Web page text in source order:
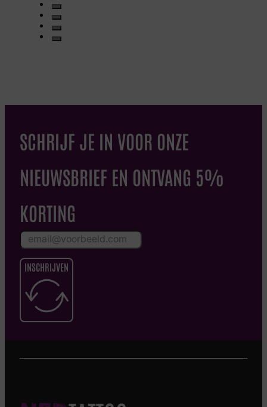
SCHRIJF JE IN VOOR ONZE
NIEUWSBRIEF EN ONTVANG 5%
KORTING
INSCHRIJVEN